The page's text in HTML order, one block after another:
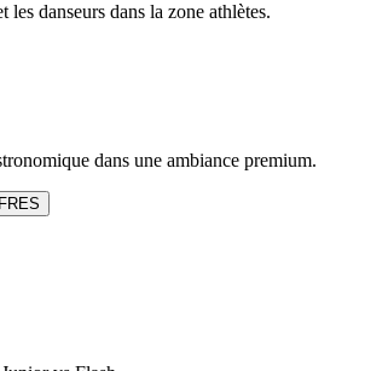
les danseurs dans la zone athlètes.
dans une ambiance premium.